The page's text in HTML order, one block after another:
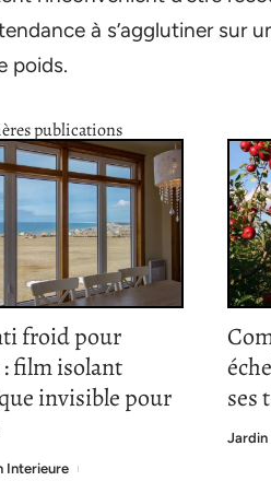
à s’agglutiner sur
poids.
publications
froid pour
film isolant
invisible pour
Interieure
ses
Jardin